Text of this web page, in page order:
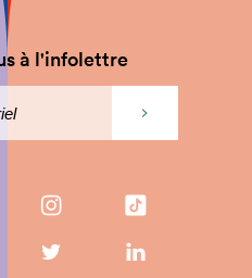
à l'infolettre